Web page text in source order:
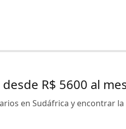
R$ 5600 al
en Sudáfrica y encontrar